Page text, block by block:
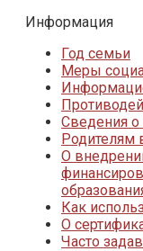
Информация
Год семьи
Меры
Сведения
Родителям
О
Как
О
Часто